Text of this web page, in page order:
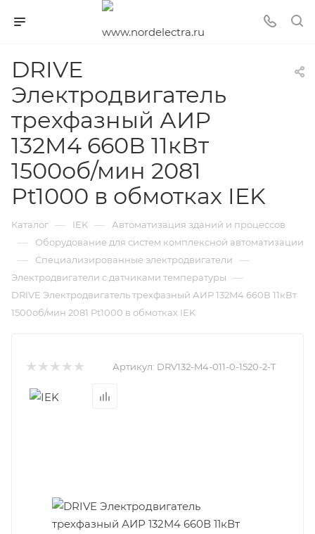
DRIVE
Электродвигатель
трехфазный АИР
132M4 660В 11кВт
1500об/мин 2081
Pt1000 в обмотках IEK
Каталог — IEK — Автоматизация зданий и процессов
— Оборудование для систем комплексной автоматизации
— Специализированные электродвигатели —
Электродвигатели с датчиками температуры —
DRIVE Электродвигатель трехфазный АИР 132M4 660В 11кВт
1500об/мин 2081 Pt1000 в обмотках IEK
Артикул: DRV132-M4-011-0-1520-2-T